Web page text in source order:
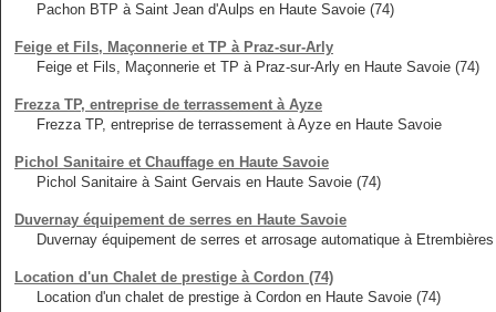
Pachon BTP à Saint Jean d'Aulps en Haute Savoie (74)
Feige et Fils, Maçonnerie et TP à Praz-sur-Arly
Feige et Fils, Maçonnerie et TP à Praz-sur-Arly en Haute Savoie (74)
Frezza TP, entreprise de terrassement à Ayze
Frezza TP, entreprise de terrassement à Ayze en Haute Savoie
Pichol Sanitaire et Chauffage en Haute Savoie
Pichol Sanitaire à Saint Gervais en Haute Savoie (74)
Duvernay équipement de serres en Haute Savoie
Duvernay équipement de serres et arrosage automatique à
Location d'un Chalet de prestige à Cordon (74)
Location d'un chalet de prestige à Cordon en Haute Savoie (74)